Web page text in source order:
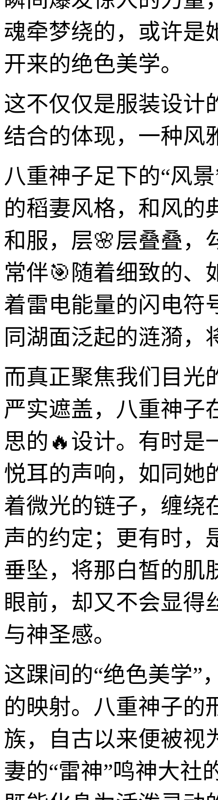
魂牵梦绕的，或许是
开来的绝色美学。
这不仅仅是服装设计
结合的体现，一种风
八重神子足下的“风
的稻妻风格，和风的
和服，层🌸层叠叠，
常伴🎯随着细致的、
着雷电能量的闪电符
同湖面泛起的涟漪，
而真正聚焦我们目光
严实遮盖，八重神子
思的🔥设计。有时是
悦耳的声响，如同她
着微光的链子，缠绕
声的约定；更有时，
垂坠，将那白皙的肌
眼前，却又不会显得
与神圣感。
这踝间的“绝色美学”
的映射。八重神子的
族，自古以来便被视
妻的“雷神”鸣神大社